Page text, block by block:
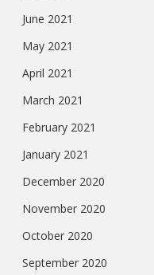
June 2021
May 2021
April 2021
March 2021
February 2021
January 2021
December 2020
November 2020
October 2020
September 2020